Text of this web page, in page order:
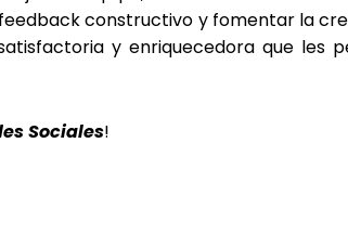
constructivo y fomentar la
y enriquecedora que
Sociales!